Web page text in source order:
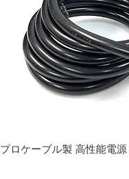
プロケーブル製 高性能電